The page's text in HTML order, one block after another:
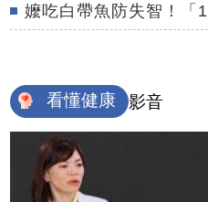
嬤吃白帶魚防失智！「
看懂健康 影音